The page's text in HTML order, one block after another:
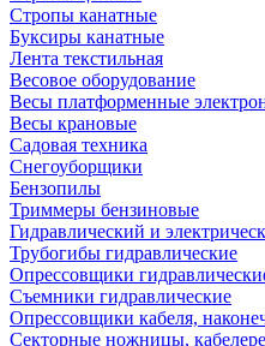
Стропы канатные
Буксиры канатные
Лента текстильная
Весовое оборудование
Весы платформенные
Весы крановые
Садовая техника
Снегоуборщики
Бензопилы
Триммеры бензиновые
Гидравлический и
Трубогибы гидравлические
Опрессовщики
Съемники гидравлические
Опрессовщики кабеля,
Секторные ножницы,